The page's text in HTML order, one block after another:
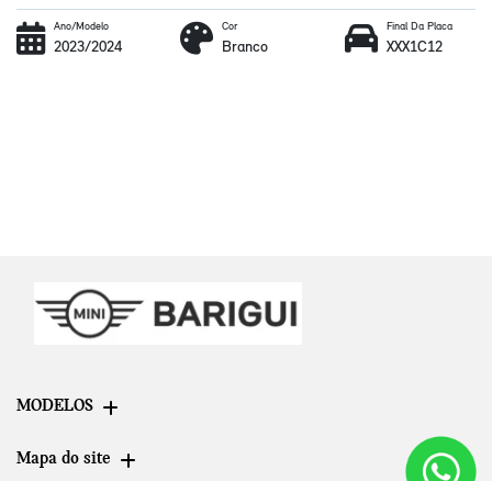
Ano/Modelo
2023/2024
Cor
Branco
Final Da Placa
XXX1C12
MODELOS
Mapa do site